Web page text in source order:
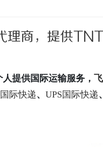
理商，提供
价格,TNT国际
提供国际运输服务，
际快递 、 UPS国际快递